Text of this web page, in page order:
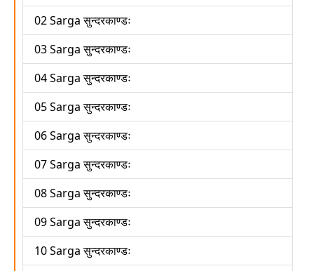
02 Sarga सुन्दरकाण्डः
03 Sarga सुन्दरकाण्डः
04 Sarga सुन्दरकाण्डः
05 Sarga सुन्दरकाण्डः
06 Sarga सुन्दरकाण्डः
07 Sarga सुन्दरकाण्डः
08 Sarga सुन्दरकाण्डः
09 Sarga सुन्दरकाण्डः
10 Sarga सुन्दरकाण्डः